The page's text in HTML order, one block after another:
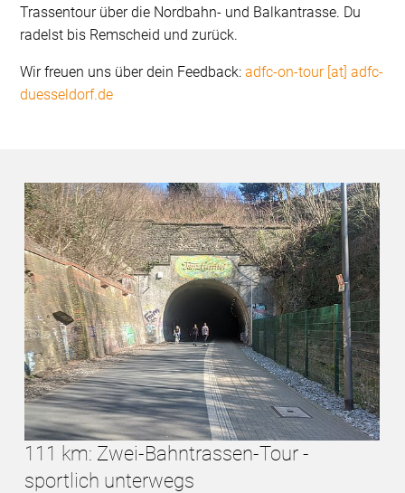
Trassentour über die Nordbahn- und Balkantrasse. Du
radelst bis Remscheid und zurück.
Wir freuen uns über dein Feedback:adfc-on-tour [at] adfc-
duesseldorf.de
111 km: Zwei-Bahntrassen-Tour -
sportlich unterwegs